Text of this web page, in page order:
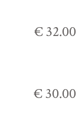
€ 32.00
€ 30.00